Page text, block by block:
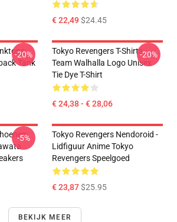
€ 22,49$24.45
-
Tank
-20%
Tokyo Revengers T-Shirts -
Team Walhalla Logo Unisex
Tie Dye T-Shirt
€ 24,38 - € 28,06
-20%
-5%
Tokyo Revengers Nendoroid -
Lidfiguur Anime Tokyo
Revengers Speelgoed
€ 23,87$25.95
BEKIJK MEER